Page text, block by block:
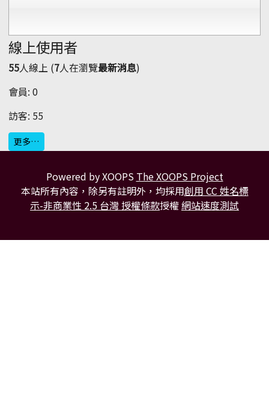
線上使用者
55人線上 (7人在瀏覽最新消息)
會員: 0
訪客: 55
更多…
Powered by XOOPS The XOOPS Project
本站所有內容，除另有註明外，均採用創用 CC 姓名標
示-非商業性 2.5 台灣 授權條款授權網站速度測試